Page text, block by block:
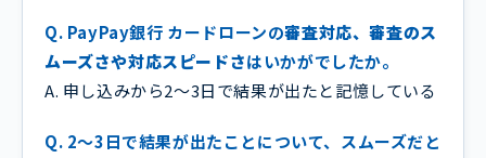
Q. PayPay銀行 カードローンの審査対応、審査のス
ムーズさや対応スピードさはいかがでしたか。
A. 申し込みから2～3日で結果が出たと記憶している
Q. 2～3日で結果が出たことについて、スムーズだと